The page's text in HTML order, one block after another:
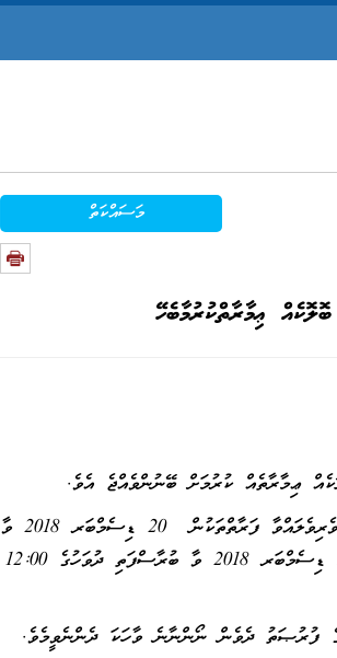
މަސައްކަތް
ޢިމާރާތްކުރުމާބެހޭ
ކުރުމަށް ބޭނުންވެއްޖެ އެވެ.
ވީމާ، މިމަސައްކަތް އަމިއްލަ ތަކެތީގައި ކޮށްދިނުމަށް ޝައުޤުވެރިވެލައްވާ ފަރާތްތަކުން 20 ޑިސެމްބަރ 2018 ވާ
ބުރާސްފަތި ދުވަހުގެ 10:00 އަށް މިއިދާރާއަށް ދުރުވެ މަޢުލޫމާތު ސާފުކުރެއްވުމަށްފަހު 27 ޑިސެމްބަރ 2018 ވާ ބުރާސްފަތި ދުވަހުގެ 12:00
ދެވެން ނޯންނާނެ ވާހަކަ ދެންނެވީމެވެ.